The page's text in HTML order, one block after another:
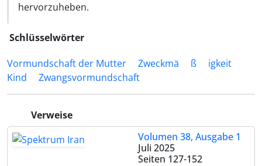
hervorzuheben.
Schlüsselwörter
Vormundschaft der Mutter
Zweckmä ß
igkeit
Kind
Zwangsvormundschaft
Verweise
Volumen 38, Ausgabe 1
Juli 2025
Seiten 127-152